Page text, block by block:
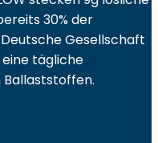
30% der
Gesellschaft
tägliche